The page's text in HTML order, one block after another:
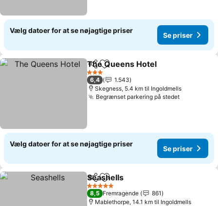
Vælg datoer for at se nøjagtige priser
Se priser
Del Føj til favoritter
The Queens Hotel
3 Stjerner
6,4
1.543
Skegness, 5.4 km til Ingoldmells
Begrænset parkering på stedet
Vælg datoer for at se nøjagtige priser
Se priser
Del Føj til favoritter
Seashells
5 Stjerner
8,5 Fremragende
861
Mablethorpe, 14.1 km til Ingoldmells